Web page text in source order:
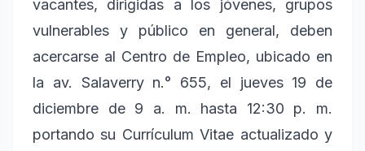
vacantes, dirigidas a los jóvenes, grupos
vulnerables y público en general, deben
acercarse al Centro de Empleo, ubicado en
la av. Salaverry n.° 655, el jueves 19 de
diciembre de 9 a. m. hasta 12:30 p. m.
portando su Currículum Vitae actualizado y